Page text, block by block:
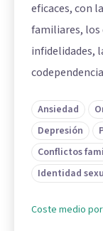
eficaces, con
familiares, los
infidelidades,
Ansiedad
Depresión
Conflictos
Identidad
Coste medio